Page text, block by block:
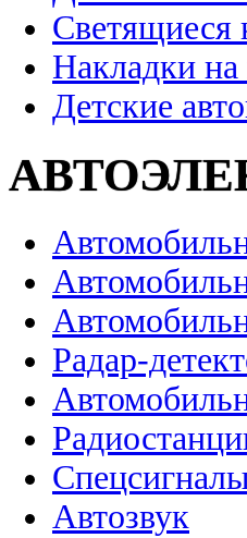
Накладки на
Детские
Радар-
Автозвук